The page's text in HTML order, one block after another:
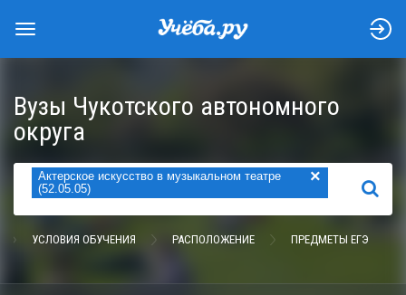
Вузы Чукотского автономного
округа
Актерское искусство в музыкальном театре
(52.05.05)
×
НАЙТИ
УСЛОВИЯ ОБУЧЕНИЯ РАСПОЛОЖЕНИЕ ПРЕДМЕТЫ ЕГЭ